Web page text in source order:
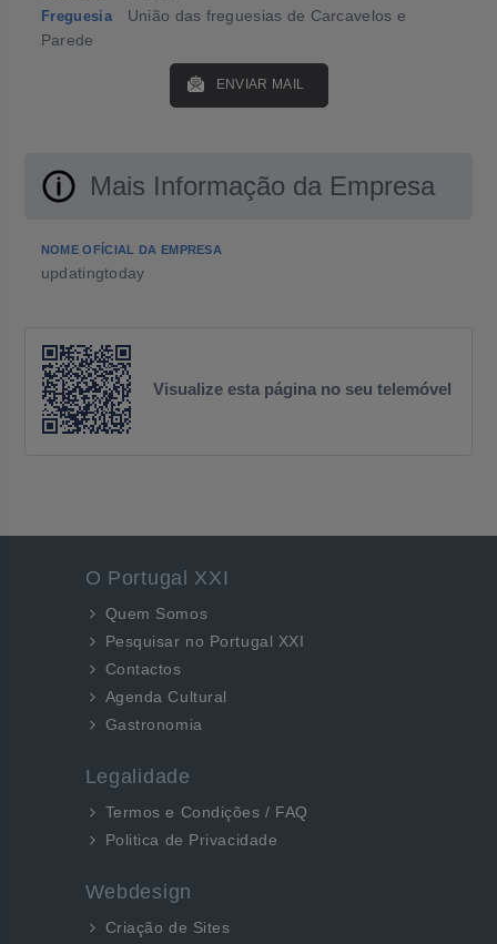
Freguesia
União das freguesias de Carcavelos e
Parede
ENVIAR MAIL
Mais Informação da Empresa
NOME OFÍCIAL DA EMPRESA
updatingtoday
Visualize esta página no seu telemóvel
O Portugal XXI
Quem Somos
Pesquisar no Portugal XXI
Contactos
Agenda Cultural
Gastronomia
Legalidade
Termos e Condições / FAQ
Politica de Privacidade
Webdesign
Criação de Sites